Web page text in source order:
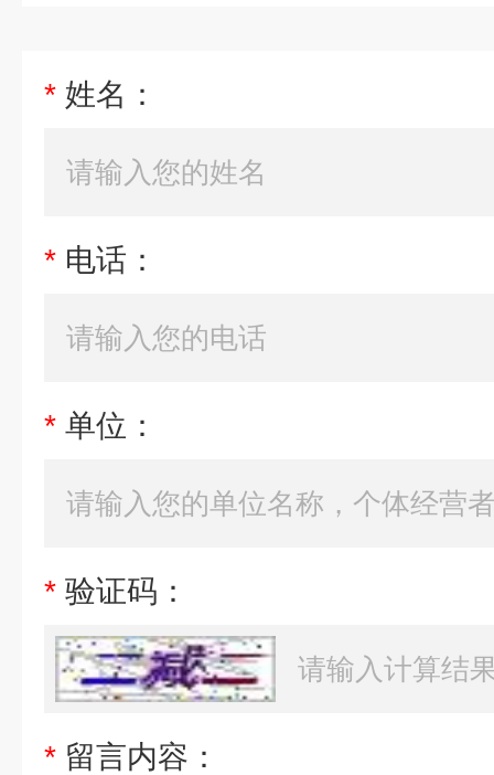
* 姓名：
* 电话：
* 单位：
* 验证码：
* 留言内容：